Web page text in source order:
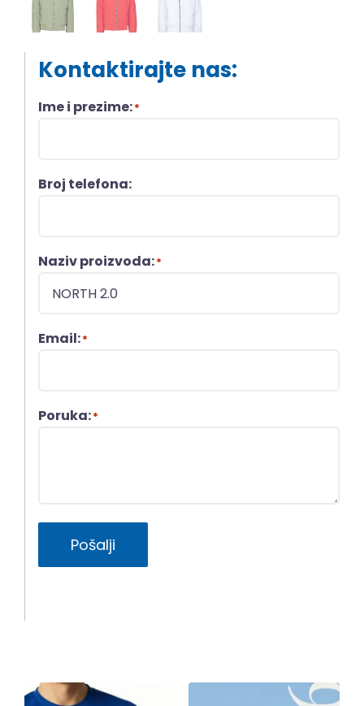
Kontaktirajte nas:
Ime i prezime:*
Broj telefona:
Naziv proizvoda:*
Email:*
Poruka:*
Pošalji